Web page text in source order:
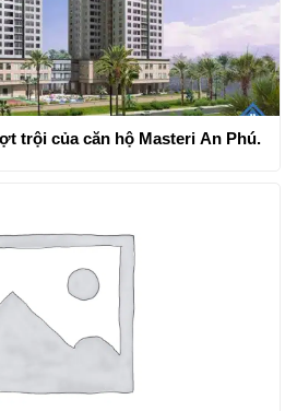
trội của căn hộ Masteri An Phú.